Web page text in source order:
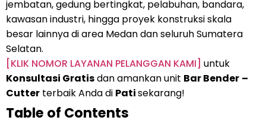
jembatan, gedung bertingkat, pelabuhan, bandara,
kawasan industri, hingga proyek konstruksi skala
besar lainnya di area Medan dan seluruh Sumatera
Selatan.
[KLIK NOMOR LAYANAN PELANGGAN KAMI] untuk
Konsultasi Gratisdan amankan unit Bar Bender –
Cutter terbaik Anda di Patisekarang!
Table of Contents